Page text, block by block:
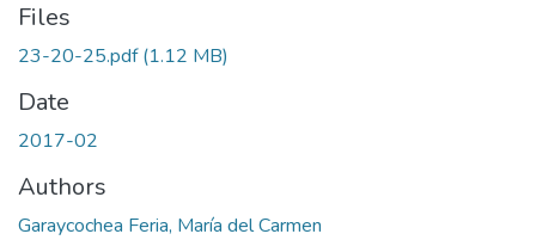
Files
23-20-25.pdf(1.12 MB)
Date
2017-02
Authors
Garaycochea Feria, María del Carmen